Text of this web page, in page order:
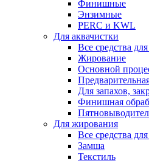
Финишные
Энзимные
PERC и KWL
Для аквачистки
Все средства
Жирование
Основной
Для запахов,
Финишная
Для жирования
Все средства
Замша
Текстиль